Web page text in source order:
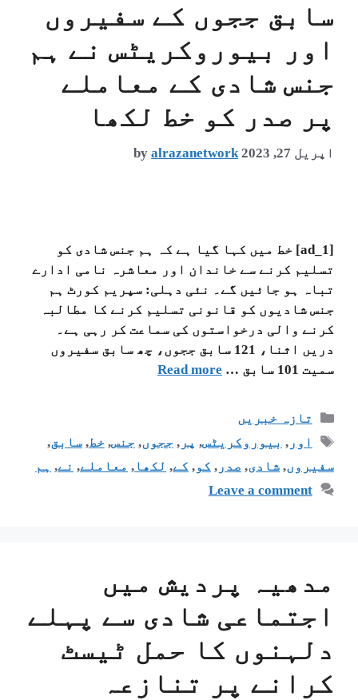
سابق ججوں کے سفیروں
اور بیوروکریٹس نے ہم
جنس شادی کے معاملے
پر صدر کو خط لکھا
اپریل 27, 2023 by alrazanetwork
[ad_1] خط میں کہا گیا ہے کہ ہم جنس شادی کو
تسلیم کرنے سے خاندان اور معاشرہ نامی ادارے
تباہ ہو جائیں گے۔ نئی دہلی: سپریم کورٹ ہم
جنس شادیوں کو قانونی تسلیم کرنے کا مطالبہ
کرنے والی درخواستوں کی سماعت کر رہی ہے۔
دریں اثنا، 121 سابق ججوں، چھ سابق سفیروں
سمیت 101 سابق …
Read more
تازہ خبریں
اور, بیوروکریٹس, پر,ججوں,جنس,خط,سابق,
سفیروں, شادی, صدر , کو, کے, لکھا , معاملے, نے, ہم
Leave a comment
مدھیہ پردیش میں
اجتماعی شادی سے پہلے
دلہنوں کا حمل ٹیسٹ
کرانے پر تنازعہ